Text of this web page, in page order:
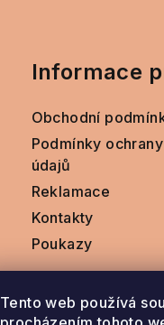
Tento web používá
Informace
Obchodní
Podmínky
údajů
Reklamace
Kontakty
Poukazy